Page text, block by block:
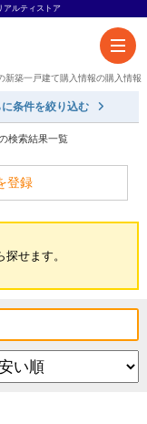
アルティストア
築一戸建て購入情報の購入情報
に条件を絞り込む
検索結果一覧
登録
せます。